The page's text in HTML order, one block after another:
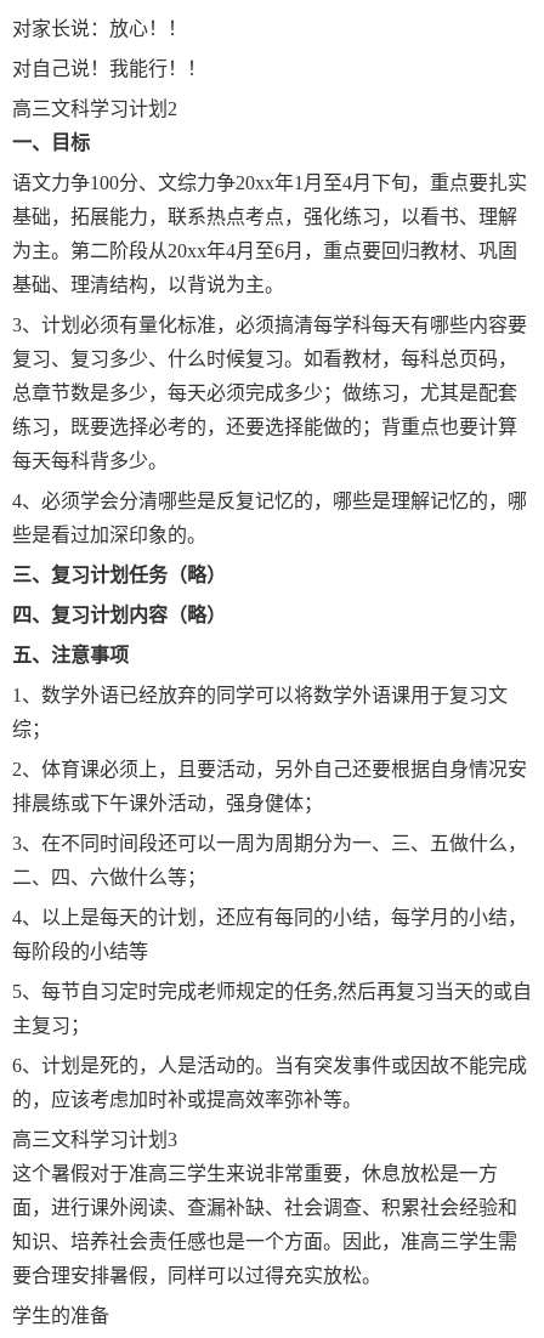
对家长说：放心！！
对自己说！我能行！！
高三文科学习计划2
一、目标
语文力争100分、文综力争20xx年1月至4月下旬，重点要扎实
基础，拓展能力，联系热点考点，强化练习，以看书、理解
为主。第二阶段从20xx年4月至6月，重点要回归教材、巩固
基础、理清结构，以背说为主。
3、计划必须有量化标准，必须搞清每学科每天有哪些内容要
复习、复习多少、什么时候复习。如看教材，每科总页码，
总章节数是多少，每天必须完成多少；做练习，尤其是配套
练习，既要选择必考的，还要选择能做的；背重点也要计算
每天每科背多少。
4、必须学会分清哪些是反复记忆的，哪些是理解记忆的，哪
些是看过加深印象的。
三、复习计划任务（略）
四、复习计划内容（略）
五、注意事项
1、数学外语已经放弃的同学可以将数学外语课用于复习文
综；
2、体育课必须上，且要活动，另外自己还要根据自身情况安
排晨练或下午课外活动，强身健体；
3、在不同时间段还可以一周为周期分为一、三、五做什么，
二、四、六做什么等；
4、以上是每天的计划，还应有每同的小结，每学月的小结，
每阶段的小结等
5、每节自习定时完成老师规定的任务,然后再复习当天的或自
主复习；
6、计划是死的，人是活动的。当有突发事件或因故不能完成
的，应该考虑加时补或提高效率弥补等。
高三文科学习计划3
这个暑假对于准高三学生来说非常重要，休息放松是一方
面，进行课外阅读、查漏补缺、社会调查、积累社会经验和
知识、培养社会责任感也是一个方面。因此，准高三学生需
要合理安排暑假，同样可以过得充实放松。
学生的准备